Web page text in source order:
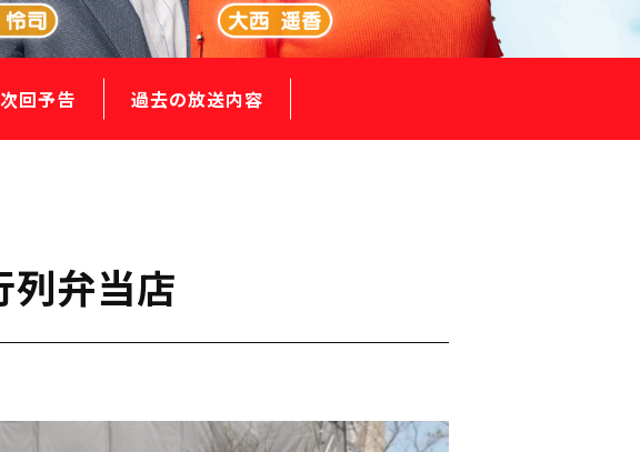
次回予告 過去の放送内容
列弁当店